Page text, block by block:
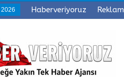
2026 Haberveriyoruz